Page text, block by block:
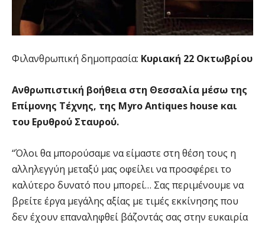
Φιλανθρωπική δημοπρασία: Κυριακή 22 Οκτωβρίου
Ανθρωπιστική βοήθεια στη Θεσσαλία μέσω της
Επίμονης Τέχνης, της Myro Antiques house και
του Ερυθρού Σταυρού.
“Όλοι θα μπορούσαμε να είμαστε στη θέση τους η
αλληλεγγύη μεταξύ μας οφείλει να προσφέρει το
καλύτερο δυνατό που μπορεί… Σας περιμένουμε να
βρείτε έργα μεγάλης αξίας με τιμές εκκίνησης που
δεν έχουν επαναληφθεί βάζοντάς σας στην ευκαιρία